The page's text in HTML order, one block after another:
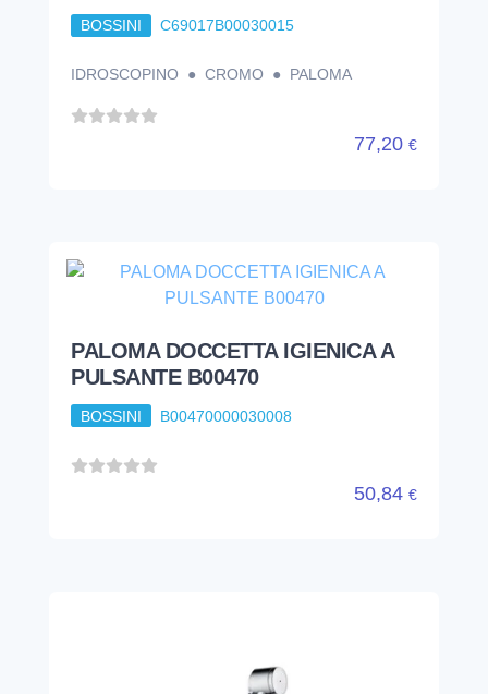
BOSSINI C69017B00030015
IDROSCOPINO ● CROMO ● PALOMA
77,20 €
PALOMA DOCCETTA IGIENICA A
PULSANTE B00470
BOSSINI B00470000030008
50,84 €